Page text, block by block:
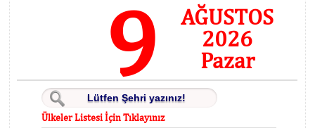
9
AĞUSTOS
2026
Pazar
Ülkeler Listesi İçin Tıklayınız